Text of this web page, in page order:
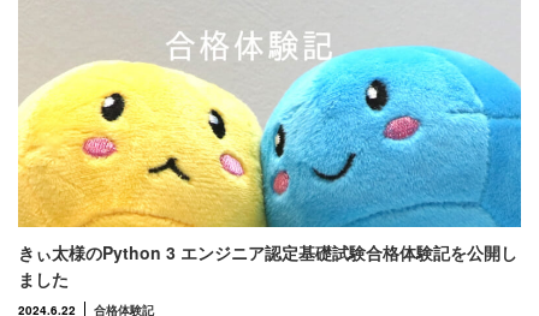
きぃ太様のPython 3 エンジニア認定基礎試験合格体験記を公開し
ました
2024.6.22 合格体験記